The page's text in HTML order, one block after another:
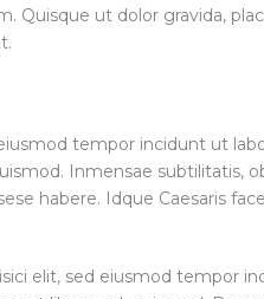
Quisque ut dolor gravida,
tempor incidunt ut
Inmensae subtilitatis,
habere. Idque Caesaris
elit, sed eiusmod tempor